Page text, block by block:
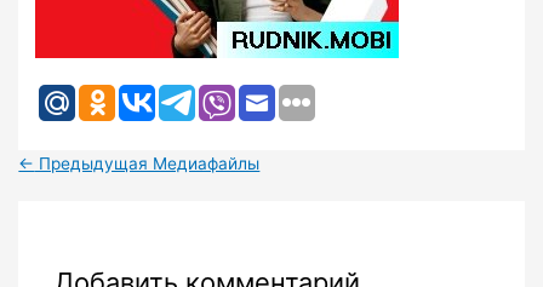
← Предыдущая Медиафайлы